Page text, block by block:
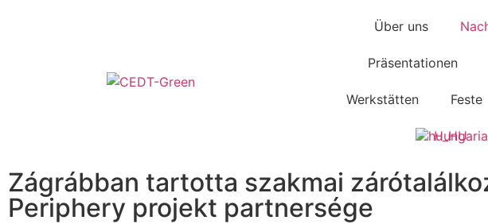
Über uns
Präsentationen
Werkstätten Feste
Zágrábban tartotta szakmai
Periphery projekt partnersége